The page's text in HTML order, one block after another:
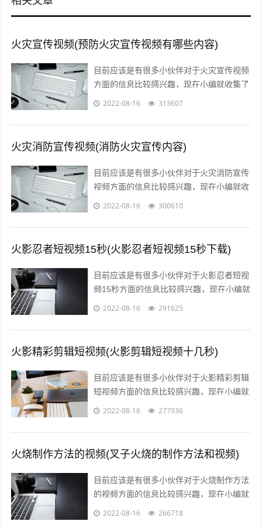
火灾宣传视频(预防火灾宣传视频有哪些内容)
目前应该是有很多小伙伴对于火灾宣传视频
方面的信息比较感兴趣，现在小编就收集了
一些与预防火灾宣传视频有哪些内容相关的
2022-08-16 313607
火灾消防宣传视频(消防火灾宣传内容)
目前应该是有很多小伙伴对于火灾消防宣传
视频方面的信息比较感兴趣，现在小编就收
集了一些与消防火灾宣传内容相关的信息来
2022-08-16 300610
火影忍者短视频15秒(火影忍者短视频15秒下载)
目前应该是有很多小伙伴对于火影忍者短视
频15秒方面的信息比较感兴趣，现在小编就
收集了一些与火影忍者短视频15秒下载相关
2022-08-16 291625
火影精彩剪辑短视频(火影剪辑短视频十几秒)
目前应该是有很多小伙伴对于火影精彩剪辑
短视频方面的信息比较感兴趣，现在小编就
收集了一些与火影剪辑短视频十几秒相关的
2022-08-16 277936
火烧制作方法的视频(叉子火烧的制作方法和视频)
目前应该是有很多小伙伴对于火烧制作方法
的视频方面的信息比较感兴趣，现在小编就
收集了一些与叉子火烧的制作方法和视频相
2022-08-16 266718